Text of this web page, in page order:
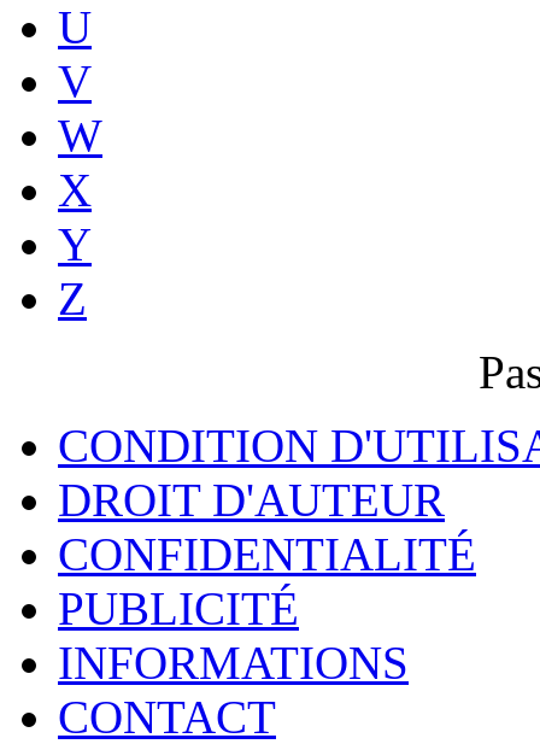
U
V
W
X
Y
Z
CONDITION
DROIT D'AUTEUR
CONFIDENTIALITÉ
PUBLICITÉ
INFORMATIONS
CONTACT